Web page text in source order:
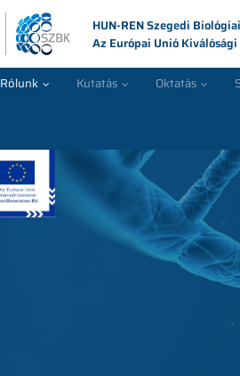
HUN-REN Szegedi
Az Európai Unió
Rólunk Kutatás Oktatás